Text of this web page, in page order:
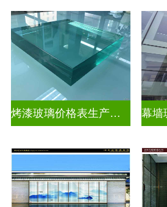
烤漆玻璃价格表生产电话